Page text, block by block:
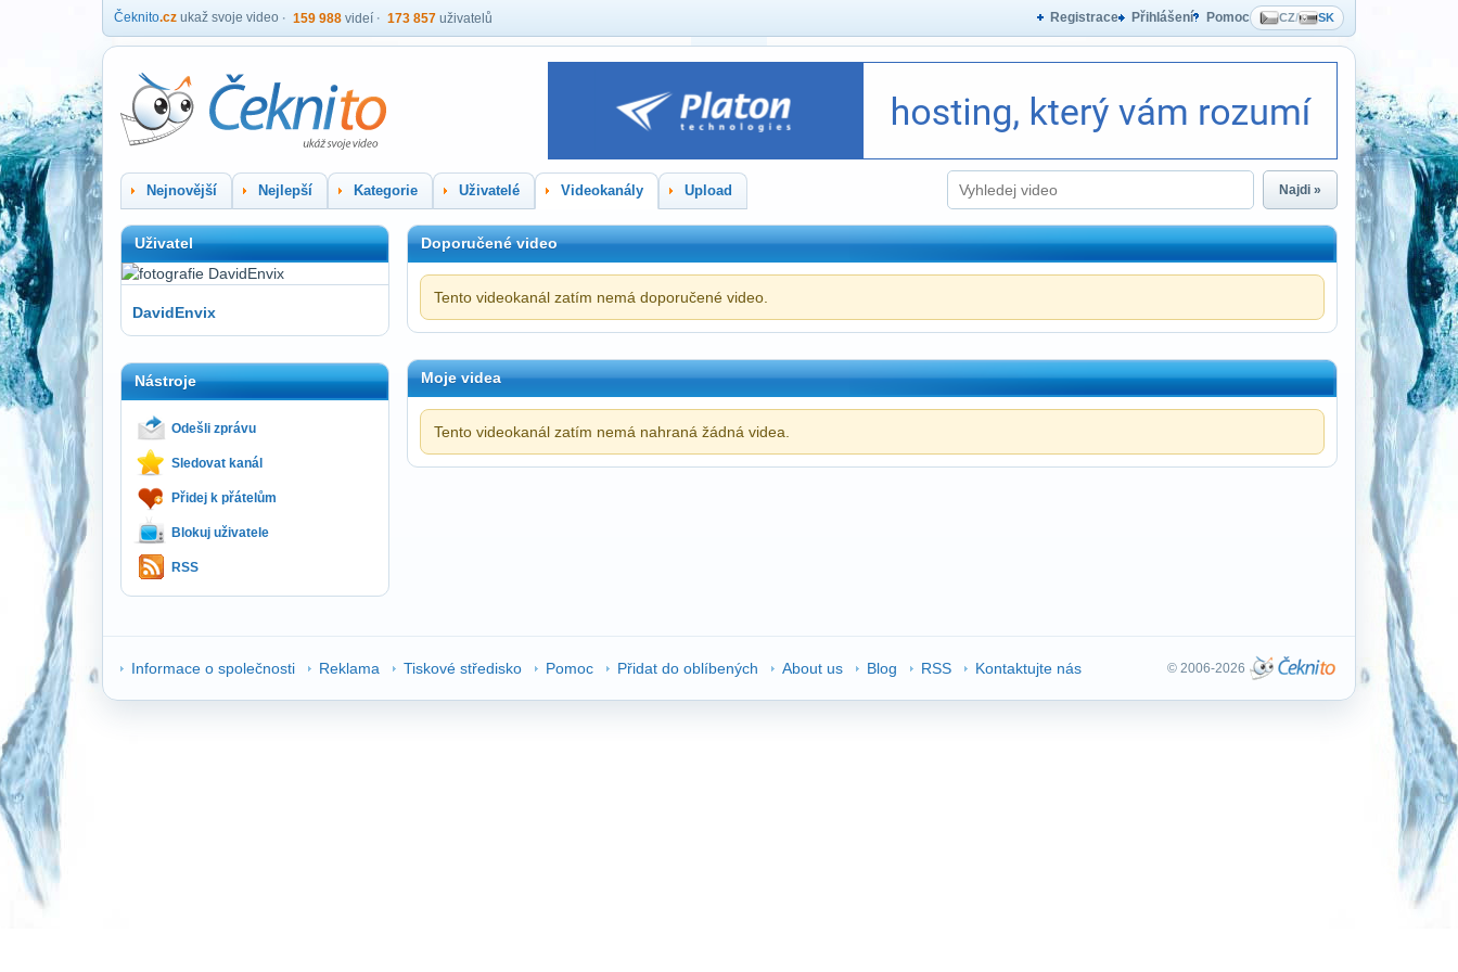
Čeknito.cz ukaž svoje video 159 988 videí 173 857 uživatelů Registrace Přihlášení Pomoc CZ/ SK
Nejnovější Nejlepší Kategorie Uživatelé Videokanály Upload Najdi »
Uživatel
DavidEnvix
Nástroje
Odešli zprávu
Sledovat kanál
Přidej k přátelům
Blokuj uživatele
RSS
Doporučené video
Tento videokanál zatím nemá doporučené video.
Moje videa
Tento videokanál zatím nemá nahraná žádná videa.
Informace o společnosti Reklama Tiskové středisko Pomoc Přidat do oblíbených About us Blog RSS Kontaktujte nás © 2006-2026